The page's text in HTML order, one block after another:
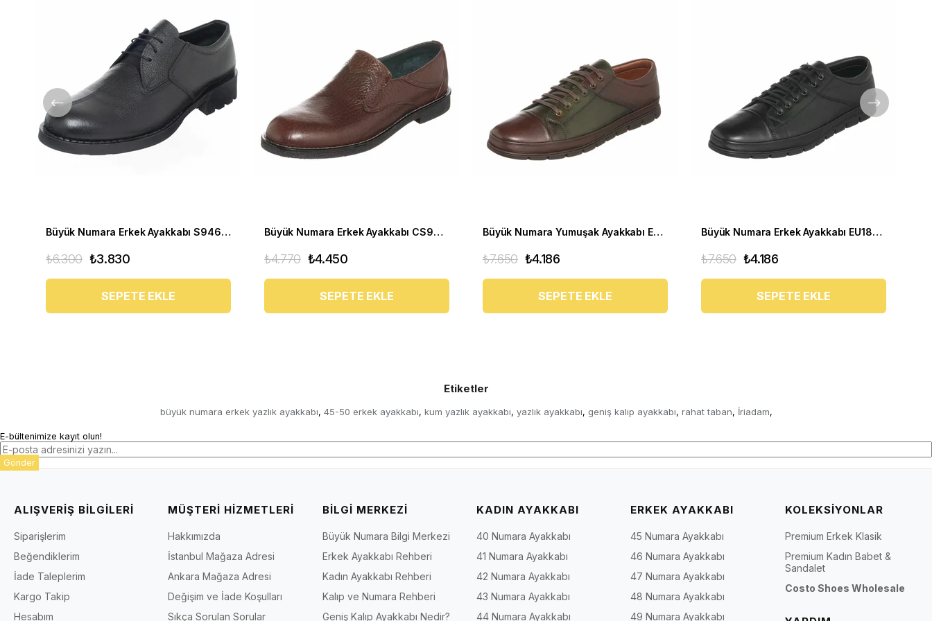
Büyük Numara Erkek Ayakkabı S946 Siyah Deri
₺3.830
₺6.300
SEPETE EKLE
Büyük Numara Erkek Ayakkabı CS941 Kahve
₺4.450
₺4.770
SEPETE EKLE
Büyük Numara Yumuşak Ayakkabı EU1840 Kahve
₺4.186
₺7.650
SEPETE EKLE
Büyük Numara Erkek Ayakkabı EU1840 SIYAH
₺4.186
₺7.650
SEPETE EKLE
Etiketler
büyük numara erkek yazlık ayakkabı, 45-50 erkek ayakkabı, kum yazlık ayakkabı, yazlık ayakkabı, geniş kalıp ayakkabı, rahat taban, İriadam,
E-bültenimize kayıt olun!
Gönder
ALIŞVERİŞ BİLGİLERİ
Siparişlerim
Beğendiklerim
İade Taleplerim
Kargo Takip
Hesabım
MÜŞTERİ HİZMETLERİ
Hakkımızda
İstanbul Mağaza Adresi
Ankara Mağaza Adresi
Değişim ve İade Koşulları
Sıkça Sorulan Sorular
BİLGİ MERKEZİ
Büyük Numara Bilgi Merkezi
Erkek Ayakkabı Rehberi
Kadın Ayakkabı Rehberi
Kalıp ve Numara Rehberi
Geniş Kalıp Ayakkabı Nedir?
KADIN AYAKKABI
40 Numara Ayakkabı
41 Numara Ayakkabı
42 Numara Ayakkabı
43 Numara Ayakkabı
44 Numara Ayakkabı
ERKEK AYAKKABI
45 Numara Ayakkabı
46 Numara Ayakkabı
47 Numara Ayakkabı
48 Numara Ayakkabı
49 Numara Ayakkabı
KOLEKSİYONLAR
Premium Erkek Klasik
Premium Kadın Babet &
Sandalet
Costo Shoes Wholesale